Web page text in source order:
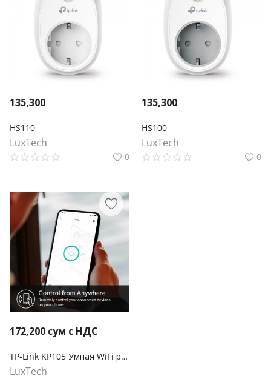
135,300
HS110
LuxTech
0
135,300
HS100
LuxTech
0
172,200 сум с НДС
TP-Link KP105 Умная WiFi розетка
LuxTech